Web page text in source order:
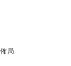
忌有哪些？有
局